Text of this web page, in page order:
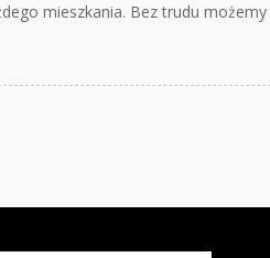
mieszkania. Bez trudu